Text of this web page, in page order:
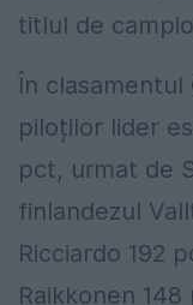
titlul de
În clasamentul
piloților lider
pct, urmat de
finlandezul
Ricciardo 192
Raikkonen